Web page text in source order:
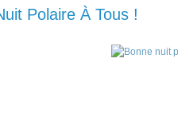
Polaire À Tous !